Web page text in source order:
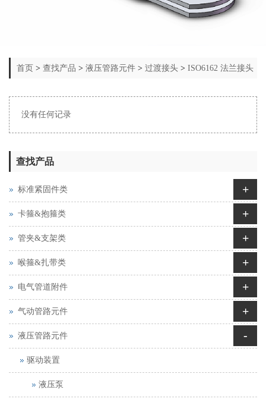
首页 > 查找产品 > 液压管路元件 > 过渡接头 > ISO6162 法兰接头
没有任何记录
查找产品
标准紧固件类 +
卡箍&抱箍类 +
管夹&支架类 +
喉箍&扎带类 +
电气管道附件 +
气动管路元件 +
液压管路元件 -
驱动装置
液压泵